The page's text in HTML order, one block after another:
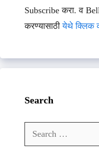
Subscribe करा. व
करण्यासाठीयेथे क्लिक
Search
Search
for: